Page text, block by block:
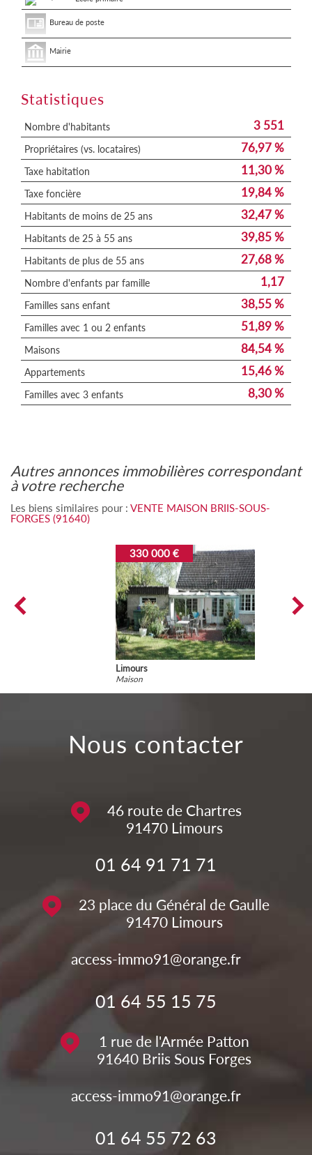
Bureau de poste
Mairie
Statistiques
Nombre d'habitants 3 551
Propriétaires (vs. locataires) 76,97 %
Taxe habitation 11,30 %
Taxe foncière 19,84 %
Habitants de moins de 25 ans 32,47 %
Habitants de 25 à 55 ans 39,85 %
Habitants de plus de 55 ans 27,68 %
Nombre d'enfants par famille 1,17
Familles sans enfant 38,55 %
Familles avec 1 ou 2 enfants 51,89 %
Maisons 84,54 %
Appartements 15,46 %
Familles avec 3 enfants 8,30 %
autres annonces immobilières correspondant
à votre recherche
Les biens similaires pour : VENTE MAISON BRIIS-SOUS-
FORGES (91640)
330 000 €
Limours
nous contacter
46 route de Chartres
91470 Limours
01 64 91 71 71
23 place du Général de Gaulle
91470 Limours
access-immo91@orange.fr
01 64 55 15 75
1 rue de l'Armée Patton
91640 Briis Sous Forges
access-immo91@orange.fr
01 64 55 72 63